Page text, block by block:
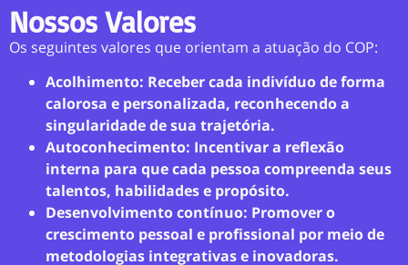
Nossos Valores
Os seguintes valores que orientam a atuação do COP:
Acolhimento: Receber cada indivíduo de forma
calorosa e personalizada, reconhecendo a
singularidade de sua trajetória.
Autoconhecimento: Incentivar a reflexão
interna para que cada pessoa compreenda seus
talentos, habilidades e propósito.
Desenvolvimento contínuo: Promover o
crescimento pessoal e profissional por meio de
metodologias integrativas e inovadoras.